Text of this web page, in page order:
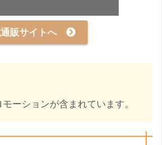
販サイトへ
ーションが含まれています。